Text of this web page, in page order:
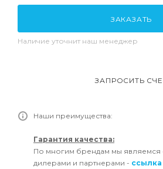
ЗАКАЗАТЬ
Наличие уточнит наш менеджер
ЗАПРОСИТЬ
Наши преимущества:
Гарантия качества:
По многим брендам мы
дилерами и партнерами -